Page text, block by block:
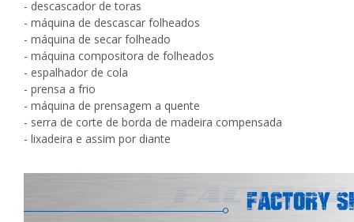
- descascador de toras
- máquina de descascar folheados
- máquina de secar folheado
- máquina compositora de folheados
- espalhador de cola
- prensa a frio
- máquina de prensagem a quente
- serra de corte de borda de madeira compensada
- lixadeira e assim por diante